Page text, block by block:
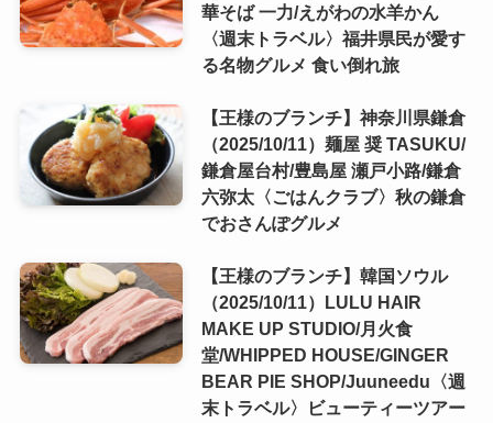
華そば 一力/えがわの水羊かん
〈週末トラベル〉福井県民が愛す
る名物グルメ 食い倒れ旅
【王様のブランチ】神奈川県鎌倉
（2025/10/11）麺屋 奨 TASUKU/
鎌倉屋台村/豊島屋 瀬戸小路/鎌倉
六弥太〈ごはんクラブ〉秋の鎌倉
でおさんぽグルメ
【王様のブランチ】韓国ソウル
（2025/10/11）LULU HAIR
MAKE UP STUDIO/月火食
堂/WHIPPED HOUSE/GINGER
BEAR PIE SHOP/Juuneedu〈週
末トラベル〉ビューティーツアー